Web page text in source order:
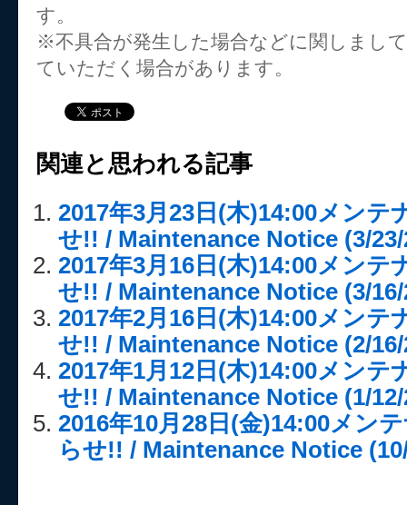
す。
※不具合が発生した場合などに関しまし
ていただく場合があります。
関連と思われる記事
2017年3月23日(木)14:00メンテ
せ!! / Maintenance Notice (3/23/
2017年3月16日(木)14:00メンテ
せ!! / Maintenance Notice (3/16/
2017年2月16日(木)14:00メンテ
せ!! / Maintenance Notice (2/16/
2017年1月12日(木)14:00メンテ
せ!! / Maintenance Notice (1/12/
2016年10月28日(金)14:00メン
らせ!! / Maintenance Notice